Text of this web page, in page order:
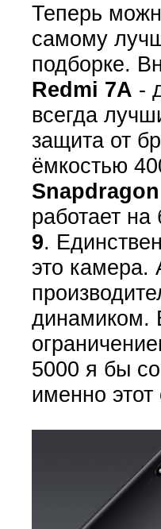
Теперь
самому
подборке.
Redmi 7A -
всегда
защита от
ёмкостью
работает на
9.
это камера.
динамиком.
5000 я бы
именно